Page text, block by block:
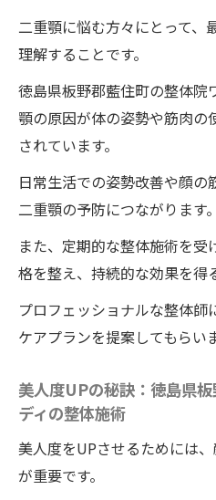
二重顎に悩む方々にとって、
理解することです。
徳島県板野郡藍住町の整体院
顎の原因が体の姿勢や筋肉の
されています。
日常生活での姿勢改善や顔の
二重顎の予防につながります。
また、定期的な整体施術を受
格を整え、持続的な効果を得
プロフェッショナルな整体師
ケアプランを提案してもらい
美人度UPの秘訣：徳島県
ディの整体施術
美人度をUPさせるためには
が重要です。